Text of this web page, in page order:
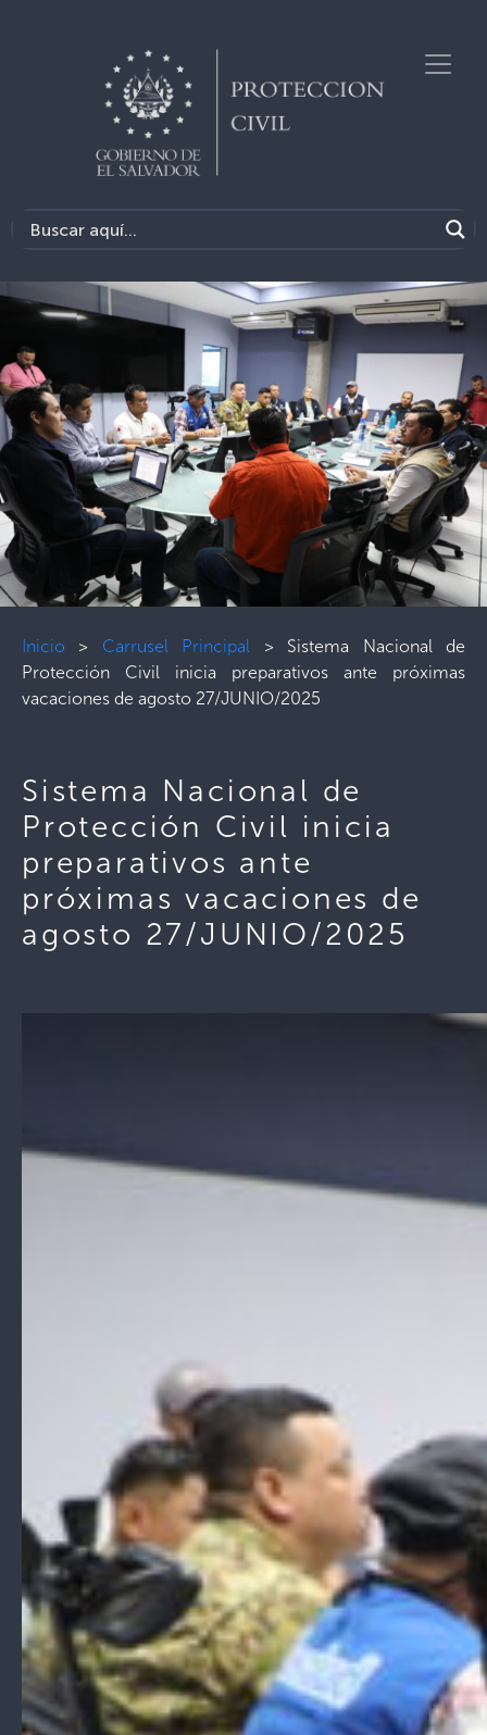
Inicio > Carrusel Principal > Sistema Nacional de
Protección Civil inicia preparativos ante próximas
vacaciones de agosto 27/JUNIO/2025
Sistema Nacional de
Protección Civil inicia
preparativos ante
próximas vacaciones de
agosto 27/JUNIO/2025